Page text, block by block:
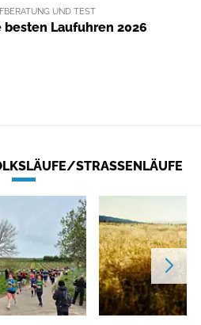
UND TEST
besten Laufuhren 2026
STRASSENLÄUFE